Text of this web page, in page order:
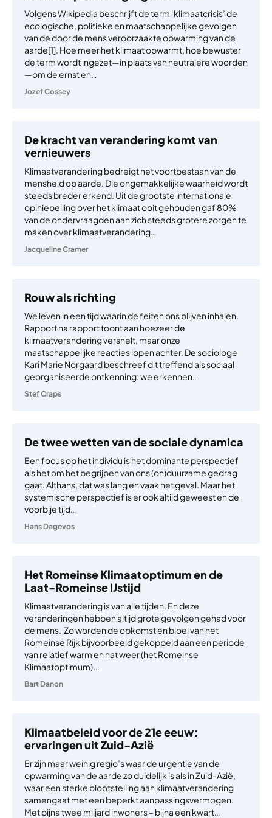
Volgens Wikipedia beschrijft de term ‘klimaatcrisis’ de
ecologische, politieke en maatschappelijke gevolgen
van de door de mens veroorzaakte opwarming van de
aarde[1]. Hoe meer het klimaat opwarmt, hoe bewuster
de term wordt ingezet—in plaats van neutralere woorden
—om de ernst en…
Jozef Cossey
De kracht van verandering komt van
vernieuwers
Klimaatverandering bedreigt het voortbestaan van de
mensheid op aarde. Die ongemakkelijke waarheid wordt
steeds breder erkend. Uit de grootste internationale
opiniepeiling over het klimaat ooit gehouden gaf 80%
van de ondervraagden aan zich steeds grotere zorgen te
maken over klimaatverandering…
Jacqueline Cramer
Rouw als richting
We leven in een tijd waarin de feiten ons blijven inhalen.
Rapport na rapport toont aan hoezeer de
klimaatverandering versnelt, maar onze
maatschappelijke reacties lopen achter. De sociologe
Kari Marie Norgaard beschreef dit treffend als sociaal
georganiseerde ontkenning: we erkennen…
Stef Craps
De twee wetten van de sociale dynamica
Een focus op het individu is het dominante perspectief
als het om het begrijpen van ons (on)duurzame gedrag
gaat. Althans, dat was lang en vaak het geval. Maar het
systemische perspectief is er ook altijd geweest en de
voorbije tijd…
Hans Dagevos
Het Romeinse Klimaatoptimum en de
Laat-Romeinse IJstijd
Klimaatverandering is van alle tijden. En deze
veranderingen hebben altijd grote gevolgen gehad voor
de mens. Zo worden de opkomst en bloei van het
Romeinse Rijk bijvoorbeeld gekoppeld aan een periode
van relatief warm en nat weer (het Romeinse
Klimaatoptimum).…
Bart Danon
Klimaatbeleid voor de 21e eeuw:
ervaringen uit Zuid-Azië
Er zijn maar weinig regio’s waar de urgentie van de
opwarming van de aarde zo duidelijk is als in Zuid-Azië,
waar een sterke blootstelling aan klimaatverandering
samengaat met een beperkt aanpassingsvermogen.
Met bijna twee miljard inwoners – bijna een kwart…